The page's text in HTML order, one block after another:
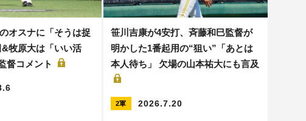
オスナに「そうは捉
牧原大は「いい活
督コメント
笹川吉康が4安打、斉藤和巳監督が
明かした1番起用の“狙い”「あとは
本人待ち」 欠場の山本祐大にも言及
2軍 2026.7.20